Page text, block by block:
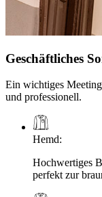
Geschäftliches
Ein wichtiges
und professionell.
Hemd:
Hochwertiges
perfekt zur